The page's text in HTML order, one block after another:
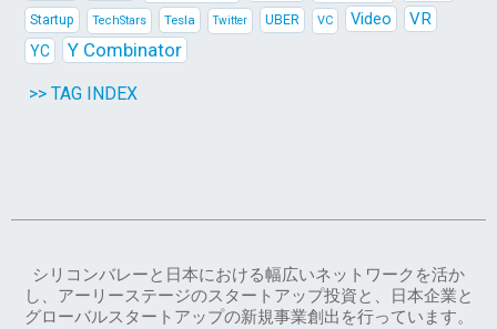
Startup TechStars Tesla Twitter UBER VC Video VR
YC Y Combinator
>> TAG INDEX
シリコンバレーと日本における幅広いネットワークを活か
し、アーリーステージのスタートアップ投資と、日本企業と
グローバルスタートアップの新規事業創出を行っています。